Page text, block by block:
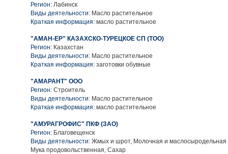
Регион: Лабинск
Виды деятельности: Масло растительное
Краткая информация: масло растительное
"АМАН-ЕР" КАЗАХСКО-ТУРЕЦКОЕ СП (ТОО)
Регион: Казахстан
Виды деятельности: Масло растительное
Краткая информация: заготовки обувные
"АМАРАНТ" ООО
Регион: Строитель
Виды деятельности: Масло растительное
Краткая информация: масло растительное
"АМУРАГРОФИС" ПКФ (ЗАО)
Регион: Благовещенск
Виды деятельности: Жмых и шрот, Молочная и маслосыродельная
Мука продовольственная, Сахар